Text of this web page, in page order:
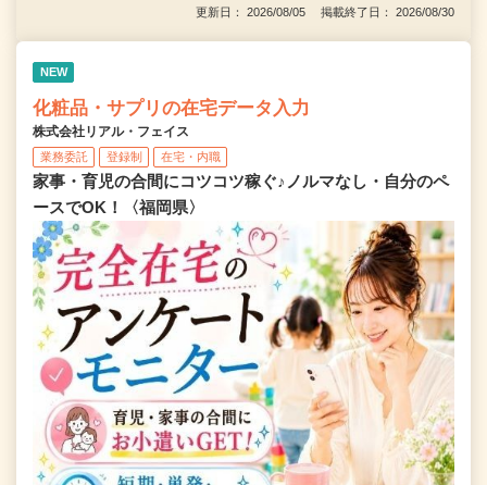
更新日： 2026/08/05 掲載終了日： 2026/08/30
NEW
化粧品・サプリの在宅データ入力
株式会社リアル・フェイス
業務委託 登録制 在宅・内職
家事・育児の合間にコツコツ稼ぐ♪ノルマなし・自分のペ
ースでOK！〈福岡県〉